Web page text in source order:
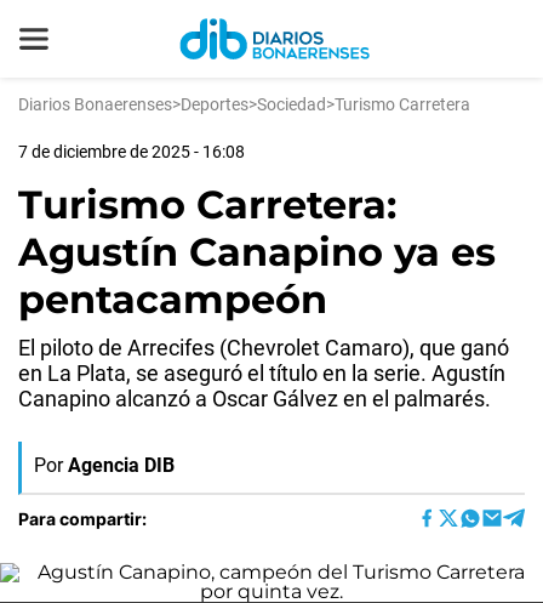
Diarios Bonaerenses>Deportes>Sociedad>Turismo Carretera
7 de diciembre de 2025 - 16:08
Turismo Carretera:
Agustín Canapino ya es
pentacampeón
El piloto de Arrecifes (Chevrolet Camaro), que ganó
en La Plata, se aseguró el título en la serie. Agustín
Canapino alcanzó a Oscar Gálvez en el palmarés.
Por Agencia DIB
Para compartir: